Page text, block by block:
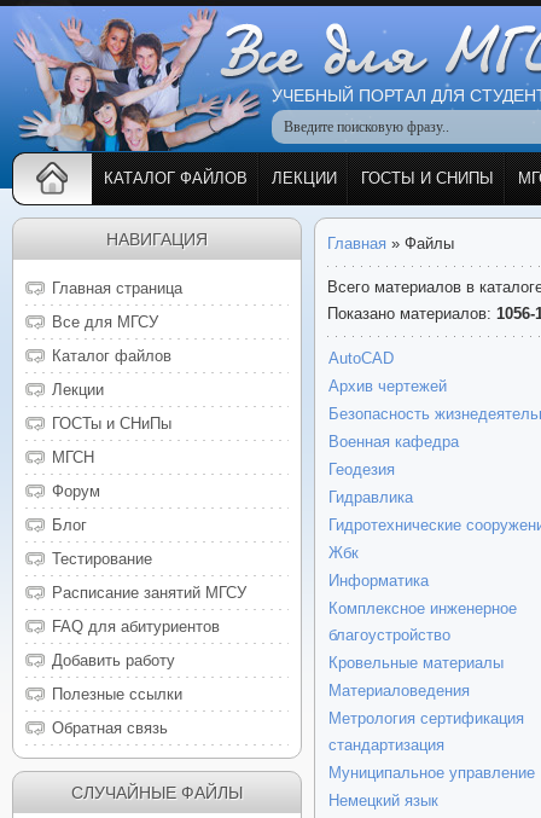
УЧЕБНЫЙ ПОРТАЛ ДЛЯ
КАТАЛОГ ФАЙЛОВ ЛЕКЦИИ ГОСТЫ И СНИПЫ
Главная » Файлы
Всего материалов в
Показано материалов: 1056-
AutoCAD
Архив чертежей
Безопасность
Военная кафедра
Геодезия
Гидравлика
Гидротехнические
Жбк
Информатика
Комплексное инженерное
благоустройство
Кровельные материалы
Материаловедения
Метрология сертификация
стандартизация
Муниципальное управление
Немецкий язык
НАВИГАЦИЯ
Главная страница
Все для МГСУ
Каталог файлов
Лекции
ГОСТы и СНиПы
МГСН
Форум
Блог
Тестирование
Расписание занятий МГСУ
FAQ для абитуриентов
Добавить работу
Полезные ссылки
Обратная связь
СЛУЧАЙНЫЕ ФАЙЛЫ